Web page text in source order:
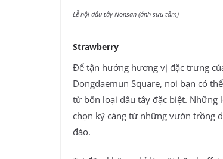
Lễ hội dâu tây Nonsan (ảnh sưu tầm)
Strawberry
Để tận hưởng hương vị đặc trưng
Dongdaemun Square, nơi bạn có
từ bốn loại dâu tây đặc biệt. Những
chọn kỹ càng từ những vườn trồng
đáo.